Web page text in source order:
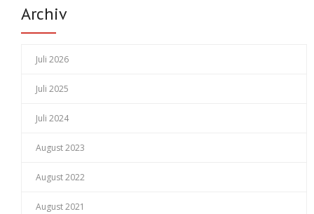
Archiv
Juli 2026
Juli 2025
Juli 2024
August 2023
August 2022
August 2021